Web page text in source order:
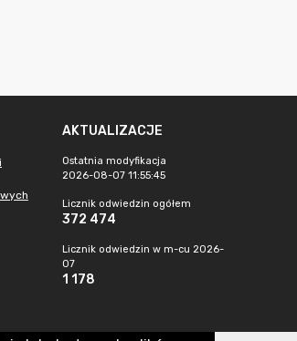
AKTUALIZACJE
Ostatnia modyfikacja
2026-08-07 11:55:45
Licznik odwiedzin ogółem
372 474
Licznik odwiedzin w m-cu 2026-
07
1 178